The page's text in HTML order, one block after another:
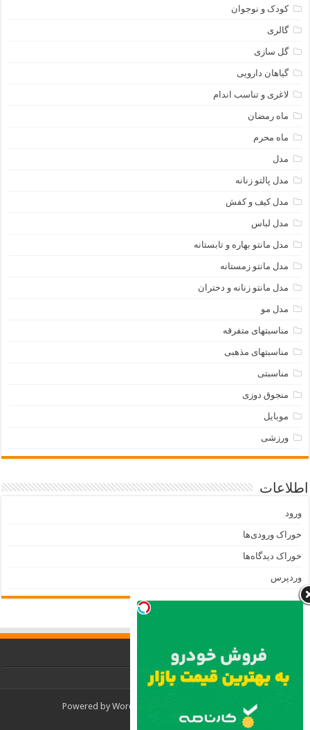
کودک و نوجوان
گالری
گل سازی
گیاهان دارویی
لاغری و تناسب اندام
ماه رمضان
ماه محرم
مدل
مدل پالتو زنانه
مدل کیف و کفش
مدل لباس
مدل مانتو بهاره و تابستانه
مدل مانتو زمستانه
مدل مانتو زنانه و دختران
مدل مو
مناسبتهای متفرقه
مناسبتهای مذهبی
مناسبتی
منجوق دوزی
موبایل
ورزشی
اطلاعات
ورود
خوراک ورودی‌ها
خوراک دیدگاه‌ها
وردپرس
Powered by WordPress | Designed by TieLabs